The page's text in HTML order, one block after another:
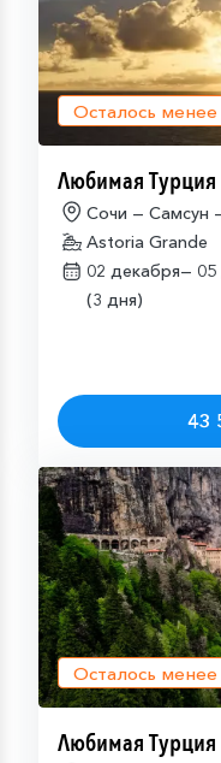
Осталось менее
Любимая Турция
Сочи — Самсун
Astoria Grande
02 декабря— 05
(3 дня)
43
Осталось менее
Любимая Турция